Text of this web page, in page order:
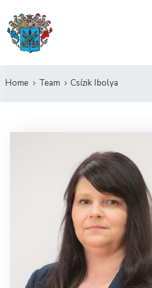
Home Team Csízik Ibolya